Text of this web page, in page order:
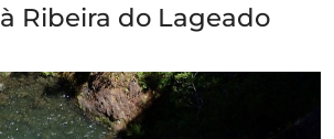
Ribeira do Lageado